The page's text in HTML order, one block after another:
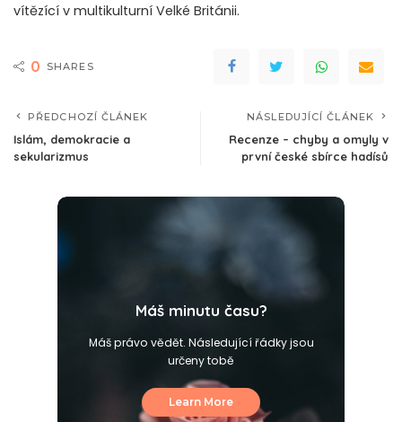
vítězící v multikulturní Velké Británii.
0 SHARES
PŘEDCHOZÍ ČLÁNEK
Islám, demokracie a
sekularizmus
NÁSLEDUJÍCÍ ČLÁNEK
Recenze – chyby a omyly v
první české sbírce hadísů
Máš minutu času?
Máš právo vědět. Následující řádky jsou
určeny tobě
Learn More